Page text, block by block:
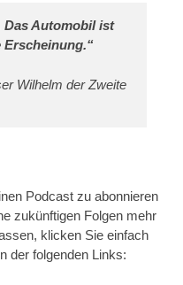
Das Automobil ist
Erscheinung.“
Wilhelm der Zweite
Podcast zu abonnieren
zukünftigen Folgen mehr
klicken Sie einfach
der folgenden Links: